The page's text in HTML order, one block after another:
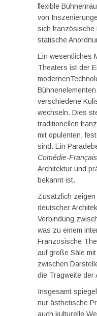
flexible
von
sich französische
statische
Ein wesentliches
Theaters ist der
verschiedene
wechseln. Dies
traditionellen
mit opulenten,
sind. Ein
Comédie-
Architektur und
bekannt ist.
Zusätzlich
deutscher
Verbindung
was zu einem
Französische
auf große Säle
zwischen
die Tragweite der
Insgesamt
nur ästhetische
auch kulturelle